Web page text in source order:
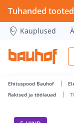
TELESKOOPPUKK
Tuhanded
Kauplused
Ehituspood Bauhof
Rakised ja töölauad